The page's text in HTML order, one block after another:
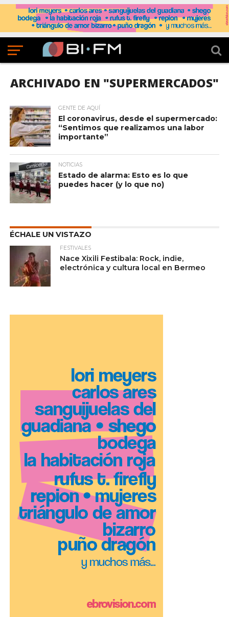
ARCHIVADO EN "SUPERMERCADOS"
GENTE DE AQUÍ
El coronavirus, desde el supermercado:
“Sentimos que realizamos una labor
importante”
NOTICIAS
Estado de alarma: Esto es lo que
puedes hacer (y lo que no)
ÉCHALE UN VISTAZO
FESTIVALES
Nace Xixili Festibala: Rock, indie,
electrónica y cultura local en Bermeo